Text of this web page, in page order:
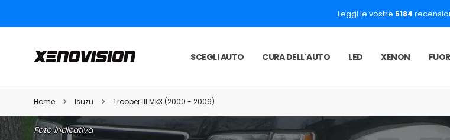
Leggi le vostre 5184
SCEGLI AUTO CURA DELL'AUTO LED XENON
Home Isuzu Trooper III Mk3 (2000 - 2006)
Foto indicativa